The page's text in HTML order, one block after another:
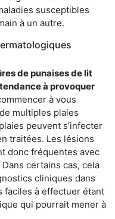
susceptibles
à un autre.
de punaises de lit
à provoquer
à vous
multiples plaies
peuvent s’infecter
traitées. Les lésions
donc fréquentes avec
certains cas, cela
cliniques dans
faciles à effectuer étant
qui pourrait mener à